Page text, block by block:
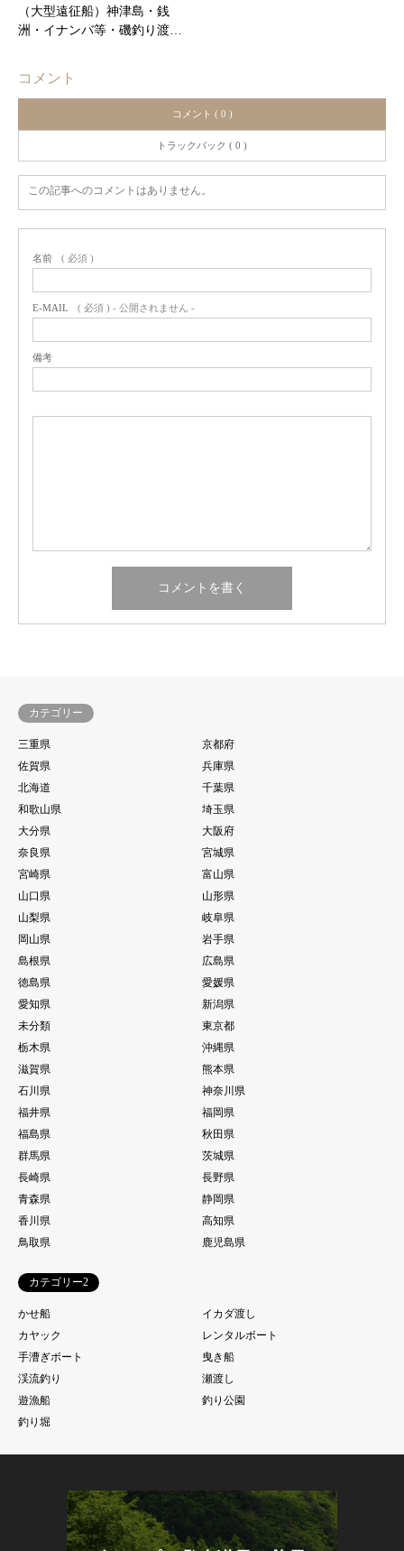
（大型遠征船）神津島・銭
洲・イナンバ等・磯釣り渡…
コメント
コメント ( 0 )
トラックバック ( 0 )
この記事へのコメントはありません。
名前 ( 必須 )
E-MAIL ( 必須 ) - 公開されません -
備考
カテゴリー
三重県
京都府
佐賀県
兵庫県
北海道
千葉県
和歌山県
埼玉県
大分県
大阪府
奈良県
宮城県
宮崎県
富山県
山口県
山形県
山梨県
岐阜県
岡山県
岩手県
島根県
広島県
徳島県
愛媛県
愛知県
新潟県
未分類
東京都
栃木県
沖縄県
滋賀県
熊本県
石川県
神奈川県
福井県
福岡県
福島県
秋田県
群馬県
茨城県
長崎県
長野県
青森県
静岡県
香川県
高知県
鳥取県
鹿児島県
カテゴリー2
かせ船
イカダ渡し
カヤック
レンタルボート
手漕ぎボート
曳き船
渓流釣り
瀬渡し
遊漁船
釣り公園
釣り堀